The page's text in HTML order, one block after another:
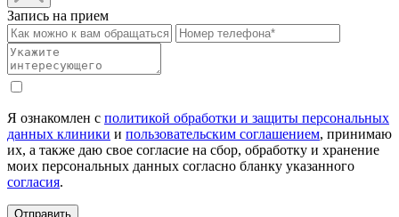
Запись на прием
Я ознакомлен с политикой обработки и защиты персональных
данных клиники и пользовательским соглашением, принимаю
их, а также даю свое согласие на сбор, обработку и хранение
моих персональных данных согласно бланку указанного
согласия.
Отправить